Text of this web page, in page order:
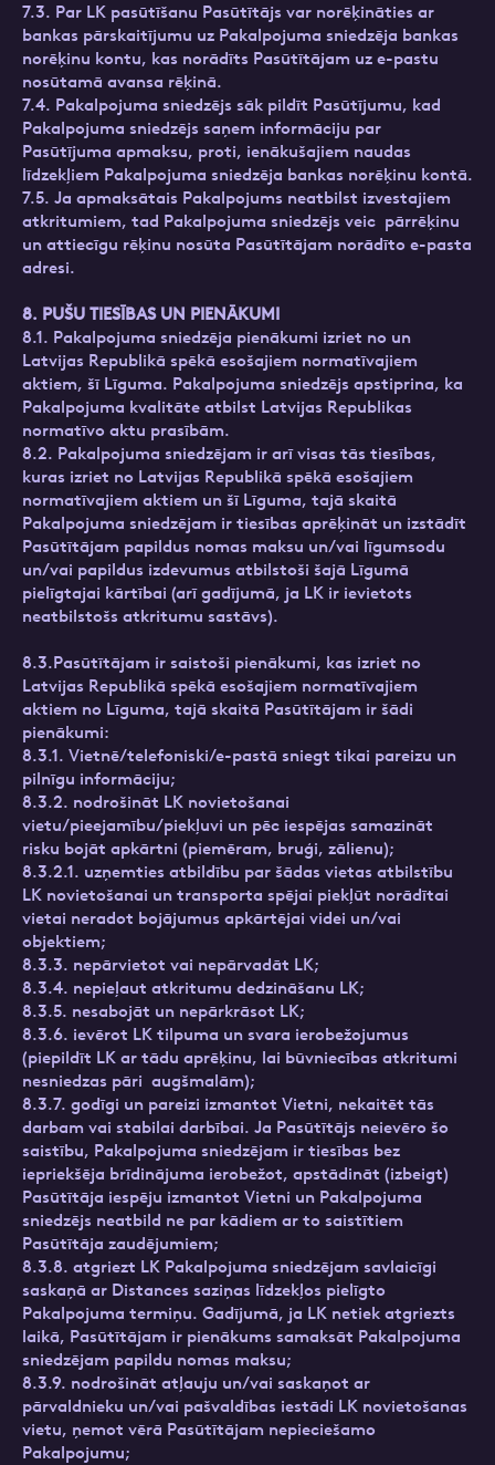
7.3. Par LK pasūtīšanu Pasūtītājs var norēķināties ar
bankas pārskaitījumu uz Pakalpojuma sniedzēja bankas
norēķinu kontu, kas norādīts Pasūtītājam uz e-pastu
nosūtamā avansa rēķinā.
7.4. Pakalpojuma sniedzējs sāk pildīt Pasūtījumu, kad
Pakalpojuma sniedzējs saņem informāciju par
Pasūtījuma apmaksu, proti, ienākušajiem naudas
līdzekļiem Pakalpojuma sniedzēja bankas norēķinu kontā.
7.5. Ja apmaksātais Pakalpojums neatbilst izvestajiem
atkritumiem, tad Pakalpojuma sniedzējs veic pārrēķinu
un attiecīgu rēķinu nosūta Pasūtītājam norādīto e-pasta
adresi.
8. PUŠU TIESĪBAS UN PIENĀKUMI
8.1. Pakalpojuma sniedzēja pienākumi izriet no un
Latvijas Republikā spēkā esošajiem normatīvajiem
aktiem, šī Līguma. Pakalpojuma sniedzējs apstiprina, ka
Pakalpojuma kvalitāte atbilst Latvijas Republikas
normatīvo aktu prasībām.
8.2. Pakalpojuma sniedzējam ir arī visas tās tiesības,
kuras izriet no Latvijas Republikā spēkā esošajiem
normatīvajiem aktiem un šī Līguma, tajā skaitā
Pakalpojuma sniedzējam ir tiesības aprēķināt un izstādīt
Pasūtītājam papildus nomas maksu un/vai līgumsodu
un/vai papildus izdevumus atbilstoši šajā Līgumā
pielīgtajai kārtībai (arī gadījumā, ja LK ir ievietots
neatbilstošs atkritumu sastāvs).
8.3.Pasūtītājam ir saistoši pienākumi, kas izriet no
Latvijas Republikā spēkā esošajiem normatīvajiem
aktiem no Līguma, tajā skaitā Pasūtītājam ir šādi
pienākumi:
8.3.1. Vietnē/telefoniski/e-pastā sniegt tikai pareizu un
pilnīgu informāciju;
8.3.2. nodrošināt LK novietošanai
vietu/pieejamību/piekļuvi un pēc iespējas samazināt
risku bojāt apkārtni (piemēram, bruģi, zālienu);
8.3.2.1. uzņemties atbildību par šādas vietas atbilstību
LK novietošanai un transporta spējai piekļūt norādītai
vietai neradot bojājumus apkārtējai videi un/vai
objektiem;
8.3.3. nepārvietot vai nepārvadāt LK;
8.3.4. nepieļaut atkritumu dedzināšanu LK;
8.3.5. nesabojāt un nepārkrāsot LK;
8.3.6. ievērot LK tilpuma un svara ierobežojumus
(piepildīt LK ar tādu aprēķinu, lai būvniecības atkritumi
nesniedzas pāri augšmalām);
8.3.7. godīgi un pareizi izmantot Vietni, nekaitēt tās
darbam vai stabilai darbībai. Ja Pasūtītājs neievēro šo
saistību, Pakalpojuma sniedzējam ir tiesības bez
iepriekšēja brīdinājuma ierobežot, apstādināt (izbeigt)
Pasūtītāja iespēju izmantot Vietni un Pakalpojuma
sniedzējs neatbild ne par kādiem ar to saistītiem
Pasūtītāja zaudējumiem;
8.3.8. atgriezt LK Pakalpojuma sniedzējam savlaicīgi
saskaņā ar Distances saziņas līdzekļos pielīgto
Pakalpojuma termiņu. Gadījumā, ja LK netiek atgriezts
laikā, Pasūtītājam ir pienākums samaksāt Pakalpojuma
sniedzējam papildu nomas maksu;
8.3.9. nodrošināt atļauju un/vai saskaņot ar
pārvaldnieku un/vai pašvaldības iestādi LK novietošanas
vietu, ņemot vērā Pasūtītājam nepieciešamo
Pakalpojumu;